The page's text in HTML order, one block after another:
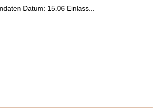
Datum: 15.06 Einlass...